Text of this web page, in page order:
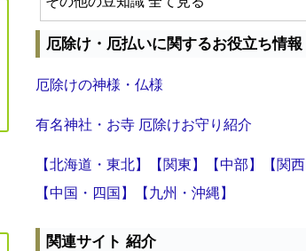
厄除け・厄払いに関するお役立ち情報
厄除けの神様・仏様
有名神社・お寺 厄除けお守り紹介
【北海道・東北】 【関東】 【中部】
【関西
【中国・四国】
【九州・沖縄】
関連サイト 紹介